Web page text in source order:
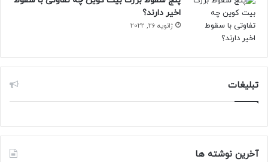
از منافع خود مستقلاً در دادگاه شرکت کند.
حتما بخوانید :
اخیر دارند؟
ژانویه 26, 2022
تبلیغات
آخرین نوشته ها